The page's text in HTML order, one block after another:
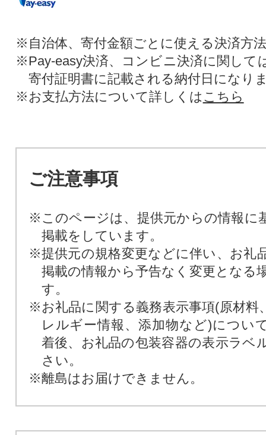
※自治体、寄付金額ごとに使える決済方
※Pay-easy決済、コンビニ決済に関して
寄付証明書に記載される納付日になり
※お支払方法について詳しくは こちら
ご注意事項
※このページは、提供元からの情報に
掲載をしています。
※提供元の規格変更などに伴い、お礼
掲載の情報から予告なく変更となる
す。
※お礼品に関する義務表示事項(原材料
レルギー情報、添加物など)につい
着後、お礼品の包装容器の表示ラベ
さい。
※離島はお届けできません。